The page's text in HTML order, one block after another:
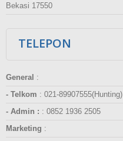
Bekasi 17550
TELEPON
General :
- Telkom : 021-89907555(Hunting)
- Admin : : 0852 1936 2505
Marketing :